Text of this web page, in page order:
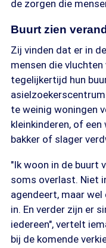
de zorgen die
Buurt zien
Zij vinden dat er in
mensen die
tegelijkertijd hun
te weinig woningen
kleinkinderen, of
bakker of slager
"Ik woon in de buurt
soms overlast. Niet
agendeert, maar
in. En verder zijn er
iedereen", vertelt
bij de komende